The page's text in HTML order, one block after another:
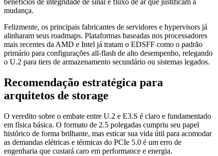
benefícios de integridade de sinal e fluxo de ar que justificam a
mudança.
Felizmente, os principais fabricantes de servidores e hypervisors já
alinharam seus roadmaps. Plataformas baseadas nos processadores
mais recentes da AMD e Intel já tratam o EDSFF como o padrão
primário para configurações all-flash de alto desempenho, relegando
o U.2 para tiers de armazenamento secundário ou sistemas legados.
Recomendação estratégica para
arquitetos de storage
O veredito sobre o embate entre U.2 e E3.S é claro e fundamentado
em física básica. O formato de 2.5 polegadas cumpriu seu papel
histórico de forma brilhante, mas esticar sua vida útil para acomodar
as demandas elétricas e térmicas do PCIe 5.0 é um erro de
engenharia que custará caro em performance e energia.